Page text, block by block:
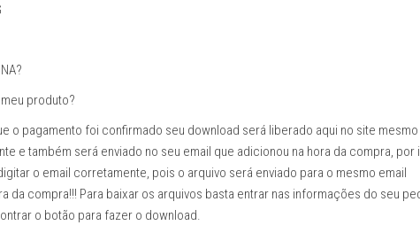
produto?
o pagamento foi confirmado seu download será liberado aqui no site mesmo
e também será enviado no seu email que adicionou na hora da compra, por
o email corretamente, pois o arquivo será enviado para o mesmo email
da compra!!! Para baixar os arquivos basta entrar nas informações do seu
o botão para fazer o download.